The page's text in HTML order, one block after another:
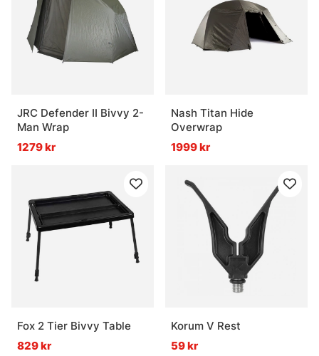
JRC Defender II Bivvy 2-
Man Wrap
1279 kr
Nash Titan Hide
Overwrap
1999 kr
Fox 2 Tier Bivvy Table
829 kr
Korum V Rest
59 kr